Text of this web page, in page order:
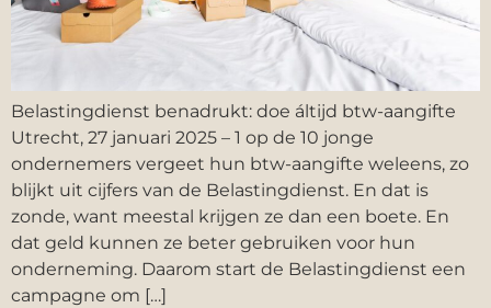
Belastingdienst benadrukt: doe áltijd btw-aangifte
Utrecht, 27 januari 2025 – 1 op de 10 jonge
ondernemers vergeet hun btw-aangifte weleens, zo
blijkt uit cijfers van de Belastingdienst. En dat is
zonde, want meestal krijgen ze dan een boete. En
dat geld kunnen ze beter gebruiken voor hun
onderneming. Daarom start de Belastingdienst een
campagne om […]